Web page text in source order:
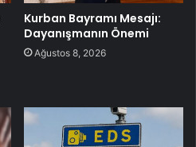
Kurban Bayramı Mesajı:
Dayanışmanın Önemi
Ağustos 8, 2026